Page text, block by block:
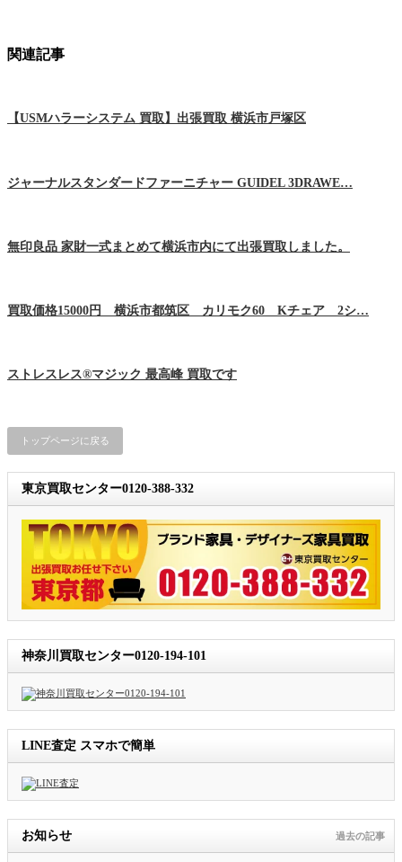
関連記事
【USMハラーシステム 買取】出張買取 横浜市戸塚区
ジャーナルスタンダードファーニチャー GUIDEL 3DRAWE…
無印良品 家財一式まとめて横浜市内にて出張買取しました。
買取価格15000円 横浜市都筑区 カリモク60 Kチェア 2シ…
ストレスレス®マジック 最高峰 買取です
トップページに戻る
東京買取センター0120-388-332
神奈川買取センター0120-194-101
LINE査定 スマホで簡単
お知らせ 過去の記事